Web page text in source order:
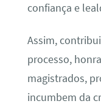
confiança e
Assim,
processo,
magistrados,
incumbem da